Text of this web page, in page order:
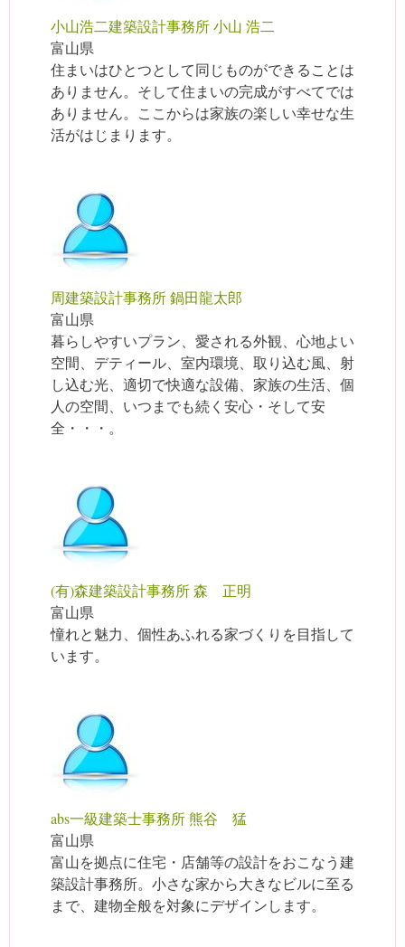
小山浩二建築設計事務所 小山 浩二
富山県
住まいはひとつとして同じものができることは
ありません。そして住まいの完成がすべてでは
ありません。ここからは家族の楽しい幸せな生
活がはじまります。
周建築設計事務所 鍋田龍太郎
富山県
暮らしやすいプラン、愛される外観、心地よい
空間、デティール、室内環境、取り込む風、射
し込む光、適切で快適な設備、家族の生活、個
人の空間、いつまでも続く安心・そして安
全・・・。
(有)森建築設計事務所 森 正明
富山県
憧れと魅力、個性あふれる家づくりを目指して
います。
abs一級建築士事務所 熊谷 猛
富山県
富山を拠点に住宅・店舗等の設計をおこなう建
築設計事務所。小さな家から大きなビルに至る
まで、建物全般を対象にデザインします。